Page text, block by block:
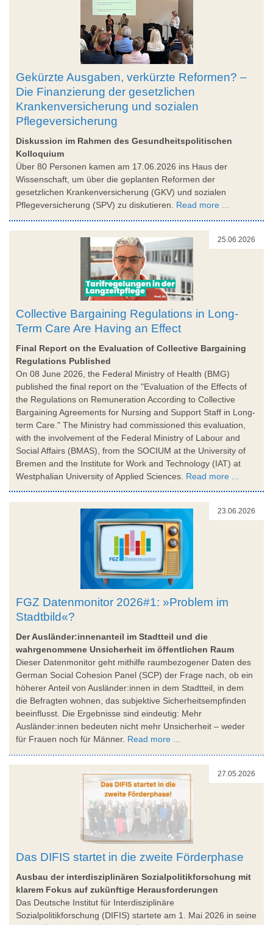
Gekürzte Ausgaben, verkürzte Reformen? –
Die Finanzierung der gesetzlichen
Krankenversicherung und sozialen
Pflegeversicherung
Diskussion im Rahmen des Gesundheitspolitischen
Kolloquium
Über 80 Personen kamen am 17.06.2026 ins Haus der
Wissenschaft, um über die geplanten Reformen der
gesetzlichen Krankenversicherung (GKV) und sozialen
Pflegeversicherung (SPV) zu diskutieren. Read more ...
25.06.2026
Collective Bargaining Regulations in Long-
Term Care Are Having an Effect
Final Report on the Evaluation of Collective Bargaining
Regulations Published
On 08 June 2026, the Federal Ministry of Health (BMG)
published the final report on the "Evaluation of the Effects of
the Regulations on Remuneration According to Collective
Bargaining Agreements for Nursing and Support Staff in Long-
term Care." The Ministry had commissioned this evaluation,
with the involvement of the Federal Ministry of Labour and
Social Affairs (BMAS), from the SOCIUM at the University of
Bremen and the Institute for Work and Technology (IAT) at
Westphalian University of Applied Sciences. Read more ...
23.06.2026
FGZ Datenmonitor 2026#1: »Problem im
Stadtbild«?
Der Ausländer:innenanteil im Stadtteil und die
wahrgenommene Unsicherheit im öffentlichen Raum
Dieser Datenmonitor geht mithilfe raumbezogener Daten des
German Social Cohesion Panel (SCP) der Frage nach, ob ein
höherer Anteil von Ausländer:innen in dem Stadtteil, in dem
die Befragten wohnen, das subjektive Sicherheitsempfinden
beeinflusst. Die Ergebnisse sind eindeutig: Mehr
Ausländer:innen bedeuten nicht mehr Unsicherheit – weder
für Frauen noch für Männer. Read more ...
27.05.2026
Das DIFIS startet in die zweite Förderphase
Ausbau der interdisziplinären Sozialpolitikforschung mit
klarem Fokus auf zukünftige Herausforderungen
Das Deutsche Institut für Interdisziplinäre
Sozialpolitikforschung (DIFIS) startete am 1. Mai 2026 in seine